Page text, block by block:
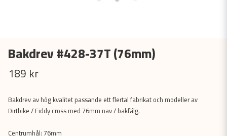
Bakdrev #428-37T (76mm)
189 kr
Bakdrev av hög kvalitet passande ett flertal fabrikat och modeller av
Dirtbike / Fiddy cross med 76mm nav / bakfälg.
Centrumhål: 76mm